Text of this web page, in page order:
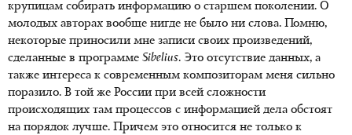
крупицам собирать информацию о старшем поколении. О
молодых авторах вообще нигде не было ни слова. Помню,
некоторые приносили мне записи своих произведений,
сделанные в программе Sibelius. Это отсутствие данных, а
также интереса к современным композиторам меня сильно
поразило. В той же России при всей сложности
происходящих там процессов с информацией дела обстоят
на порядок лучше. Причем это относится не только к